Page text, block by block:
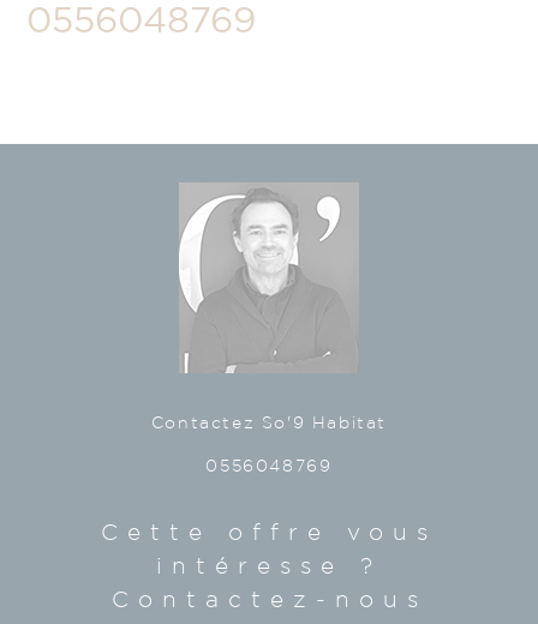
0556048769
Contactez So'9 Habitat
0556048769
Cette offre vous
intéresse ?
Contactez-nous